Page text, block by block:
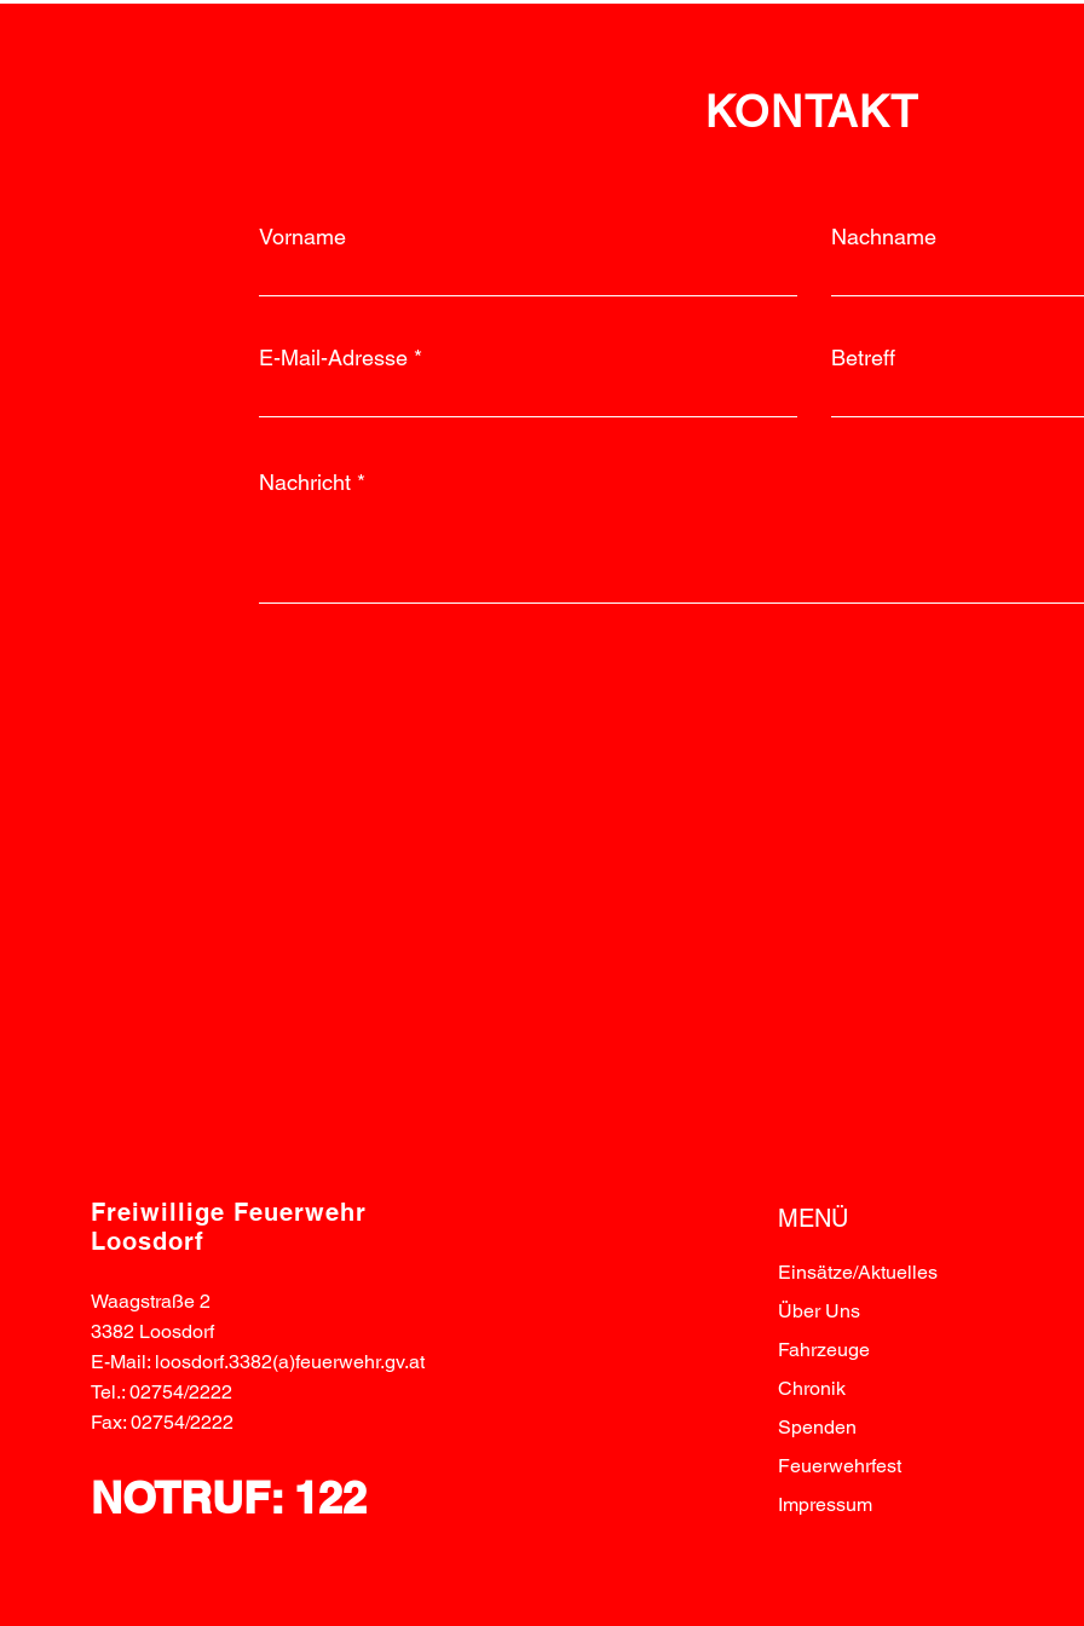
Neuhofen
KONTAKT
Vorname Nachname
E-Mail-Adresse Betreff
Nachricht
Freiwillige Feuerwehr
Loosdorf
Waagstraße 2
3382 Loosdorf
E-Mail: loosdorf.3382(a)feuerwehr.gv.at
Tel.: 02754/2222
Fax: 02754/2222
NOTRUF: 122
MENÜ
Einsätze/Aktuelles
Über Uns
Fahrzeuge
Chronik
Spenden
Feuerwehrfest
Impressum